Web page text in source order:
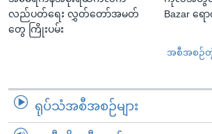
လည်ပတ်ရေး လွှတ်တော်အမတ်
တွေ ကြိုးပမ်း
Bazar ရေ
အစီအစဉ်တွဲ
ရုပ်သံအစီအစဉ်များ